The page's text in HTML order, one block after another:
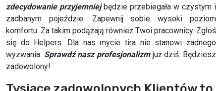
zdecydowanie przyjemniejbędzie przebiegała w czystym i
zadbanym pojeździe. Zapewnij sobie wysoki poziom
komfortu. Za takim podążają również Twoi pracownicy. Zgłoś
się do Helpers. Dla nas mycie tira nie stanowi żadnego
wyzwania. Sprawdź nasz profesjonalizmjuż dziś. Będziesz
zadowolony!
Tysiące zadowolonych Klientów to